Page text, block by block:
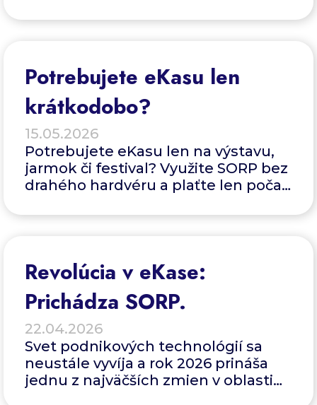
Potrebujete eKasu len
krátkodobo?
15.05.2026
Potrebujete eKasu len na výstavu,
jarmok či festival? Využite SORP bez
drahého hardvéru a plaťte len počas
Revolúcia v eKase:
Prichádza SORP.
22.04.2026
Svet podnikových technológií sa
neustále vyvíja a rok 2026 prináša
jednu z najväčších zmien v oblasti